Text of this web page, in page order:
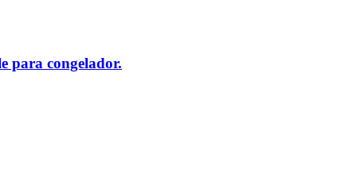
para congelador.